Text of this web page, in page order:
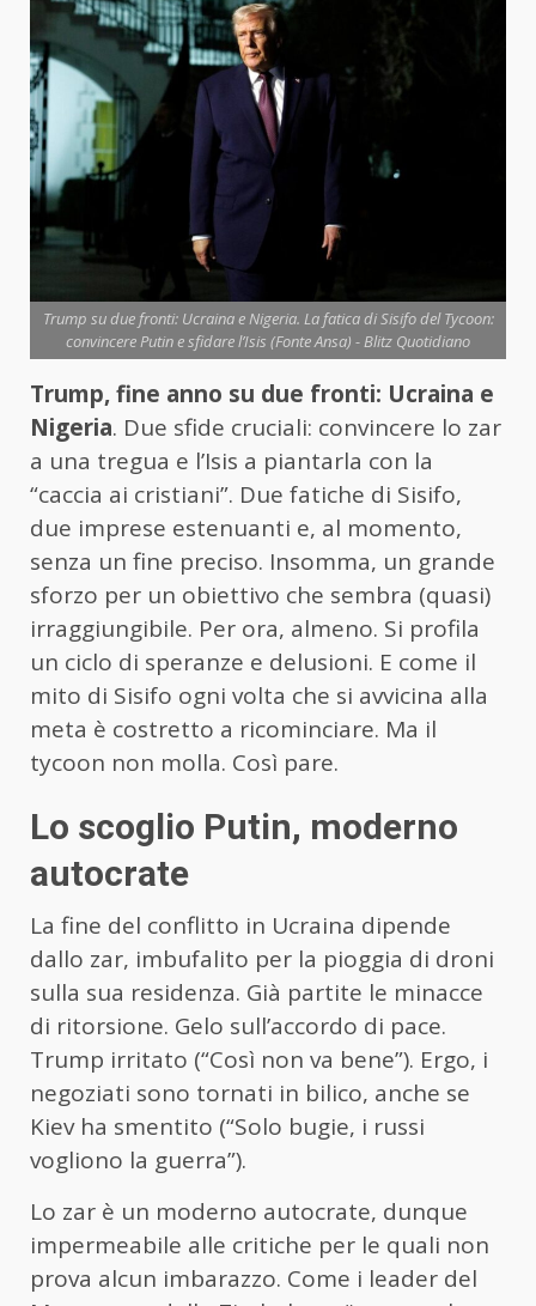
Trump su due fronti: Ucraina e Nigeria. La fatica di Sisifo del Tycoon:
convincere Putin e sfidare l’Isis (Fonte Ansa) - Blitz Quotidiano
Trump, fine anno su due fronti: Ucraina e
Nigeria. Due sfide cruciali: convincere lo zar
a una tregua e l’Isis a piantarla con la
“caccia ai cristiani”. Due fatiche di Sisifo,
due imprese estenuanti e, al momento,
senza un fine preciso. Insomma, un grande
sforzo per un obiettivo che sembra (quasi)
irraggiungibile. Per ora, almeno. Si profila
un ciclo di speranze e delusioni. E come il
mito di Sisifo ogni volta che si avvicina alla
meta è costretto a ricominciare. Ma il
tycoon non molla. Così pare.
Lo scoglio Putin, moderno
autocrate
La fine del conflitto in Ucraina dipende
dallo zar, imbufalito per la pioggia di droni
sulla sua residenza. Già partite le minacce
di ritorsione. Gelo sull’accordo di pace.
Trump irritato (“Così non va bene”). Ergo, i
negoziati sono tornati in bilico, anche se
Kiev ha smentito (“Solo bugie, i russi
vogliono la guerra”).
Lo zar è un moderno autocrate, dunque
impermeabile alle critiche per le quali non
prova alcun imbarazzo. Come i leader del